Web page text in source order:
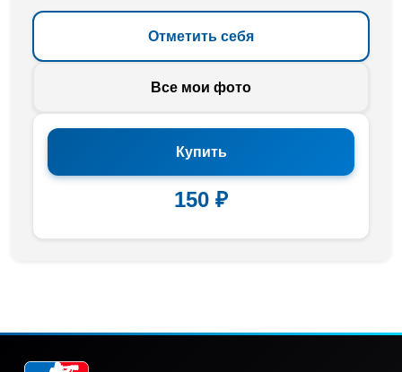
Отметить себя
Все мои фото
Купить
150 ₽